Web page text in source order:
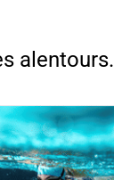
alentours.